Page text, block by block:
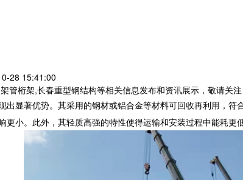
28 15:41:00
管桁架,长春重型钢结构等相关信息发布和资讯展示，敬请关注
出显著优势。其采用的钢材或铝合金等材料可回收再利用，
小。此外，其轻质高强的特性使得运输和安装过程中能耗更